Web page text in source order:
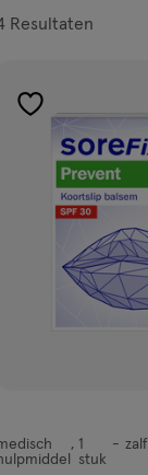
Resultaten
producten
toevoegen
verlanglijst
1
stuk
zalf